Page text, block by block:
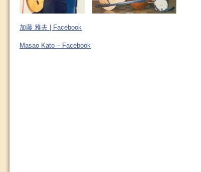
加藤 雅夫 | Facebook
Masao Kato – Facebook